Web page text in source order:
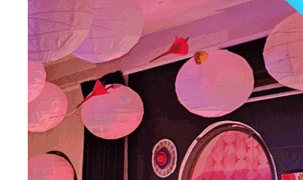
Einlass ab 19:00 Uhr – freie Sitzplatzwahl.
Der Getränkeverkauf erfolgt über unseren Tresen.
Snacks dürfen wie immer mitgebracht werden.
Unsere Künstler spielen um eine HUTGAGE –
verdient.
zur Künstler-Website